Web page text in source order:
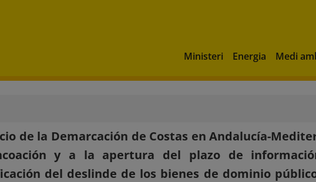
Ministeri Energia Medi
de la Demarcación de Costas en Andalucía-
y a la apertura del plazo de
del deslinde de los bienes de dominio